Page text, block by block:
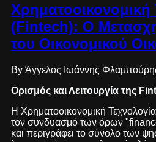
Χρηματοοικονομική
(Fintech): Ο
του Οικονομικού
By Άγγελος Ιωάννης
Ορισμός και Λειτουργία της
Η Χρηματοοικονομική
τον συνδυασμό των όρων
και περιγράφει το σύνολο των